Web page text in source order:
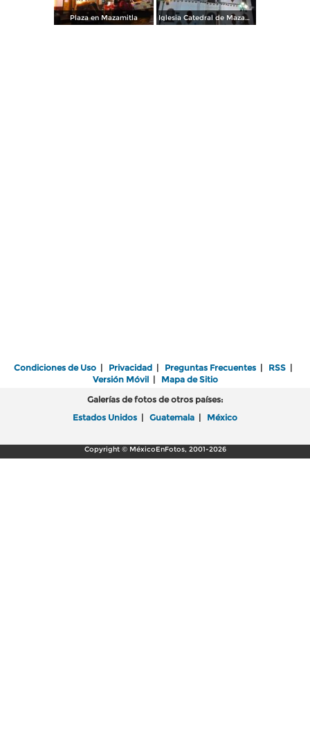
Plaza en Mazamitla Iglesia Catedral de Mazamilta, Jalisco
Condiciones de Uso | Privacidad | Preguntas Frecuentes | RSS |
Versión Móvil| Mapa de Sitio
Galerías de fotos de otros países:
Estados Unidos | Guatemala | México
Copyright © MéxicoEnFotos, 2001-2026